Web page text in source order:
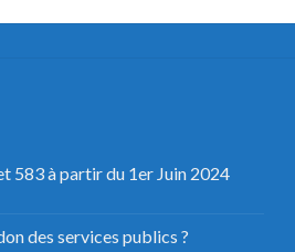
583 à partir du 1er Juin 2024
des services publics ?